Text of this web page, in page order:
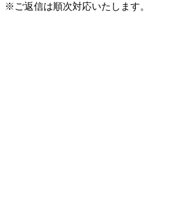
※ご返信は順次対応いたします。